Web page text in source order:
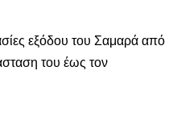
εξόδου του Σαμαρά από
του έως τον